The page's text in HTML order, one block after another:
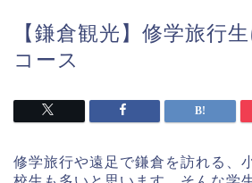
【鎌倉観光】修学旅行
コース
修学旅行や遠足で鎌倉を訪れる、